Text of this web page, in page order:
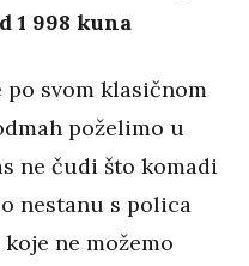
1 998 kuna
po svom klasičnom
poželimo u
ne čudi što komadi
nestanu s polica
ne možemo